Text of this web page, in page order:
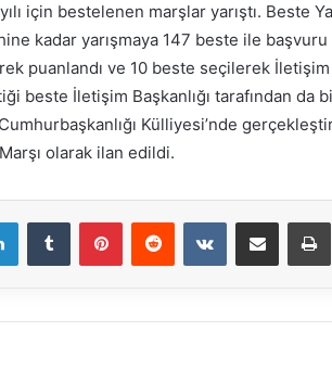
için bestelenen marşlar yarıştı. Beste
kadar yarışmaya 147 beste ile başvuru
puanlandı ve 10 beste seçilerek İletişim
beste İletişim Başkanlığı tarafından da
Külliyesi’nde
olarak ilan edildi.
LinkedInTumblr PinterestReddit VKontakteE-Posta ile paylaş